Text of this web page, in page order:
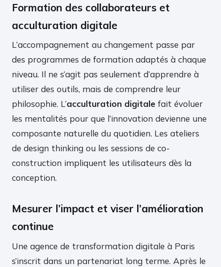
Formation des collaborateurs et
acculturation digitale
L’accompagnement au changement passe par
des programmes de formation adaptés à chaque
niveau. Il ne s’agit pas seulement d’apprendre à
utiliser des outils, mais de comprendre leur
philosophie. L’acculturation digitale fait évoluer
les mentalités pour que l’innovation devienne une
composante naturelle du quotidien. Les ateliers
de design thinking ou les sessions de co-
construction impliquent les utilisateurs dès la
conception.
Mesurer l’impact et viser l’amélioration
continue
Une agence de transformation digitale à Paris
s’inscrit dans un partenariat long terme. Après le